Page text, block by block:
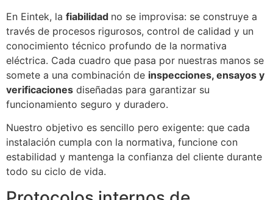
En Eintek, la fiabilidad no se improvisa: se construye a
través de procesos rigurosos, control de calidad y un
conocimiento técnico profundo de la normativa
eléctrica. Cada cuadro que pasa por nuestras manos se
somete a una combinación de inspecciones, ensayos y
verificaciones diseñadas para garantizar su
funcionamiento seguro y duradero.
Nuestro objetivo es sencillo pero exigente: que cada
instalación cumpla con la normativa, funcione con
estabilidad y mantenga la confianza del cliente durante
todo su ciclo de vida.